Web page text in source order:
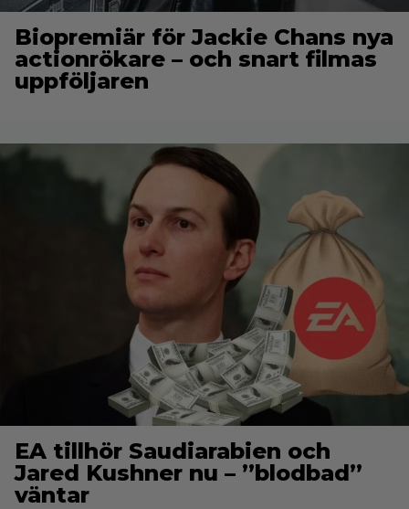
Biopremiär för Jackie Chans nya
actionrökare – och snart filmas
uppföljaren
EA tillhör Saudiarabien och
Jared Kushner nu – ”blodbad”
väntar